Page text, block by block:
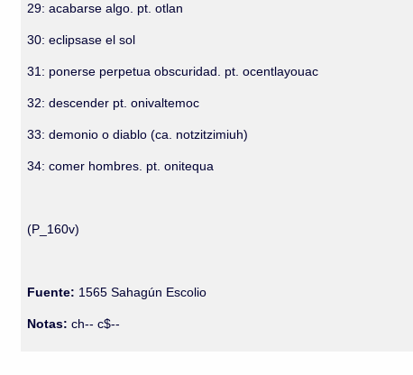
29: acabarse algo. pt. otlan
30: eclipsase el sol
31: ponerse perpetua obscuridad. pt. ocentlayouac
32: descender pt. onivaltemoc
33: demonio o diablo (ca. notzitzimiuh)
34: comer hombres. pt. onitequa
(P_160v)
Fuente: 1565 Sahagún Escolio
Notas: ch-- c$--